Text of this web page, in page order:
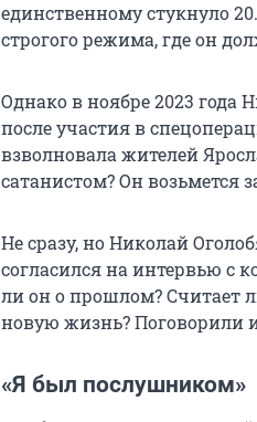
единственному стукнуло
строгого режима, где он
Однако в ноябре 2023 года
после участия в
взволновала жителей
сатанистом? Он возьмется
Не сразу, но Николай
согласился на интервью с
ли он о прошлом? Считает
новую жизнь? Поговорили
«Я был послушником»